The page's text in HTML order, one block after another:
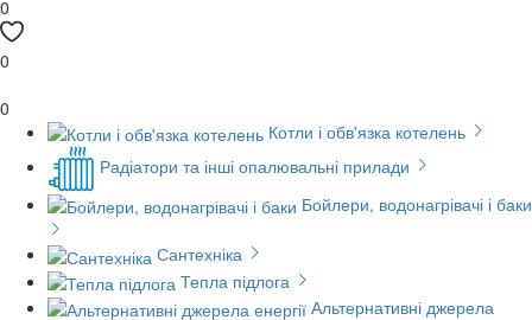
0
0
0
Котли і обв'язка котелень
Радіатори та інші опалювальні прилади
Бойлери, водонагрівачі і баки
Сантехніка
Тепла підлога
Альтернативні джерела